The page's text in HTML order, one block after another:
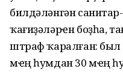
билдәләнгән
ҡағиҙәләрҽн боҙһа,
штраф ҡаралған: был
мҽң һумдан 30 мҽң